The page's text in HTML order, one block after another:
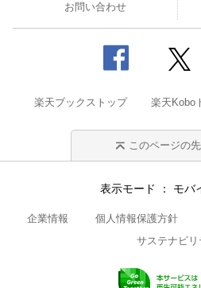
お問い合わせ
楽天ブックストップ 楽天Kobo
このページの
表示モード モバ
企業情報 個人情報保護方針
サステナビリ